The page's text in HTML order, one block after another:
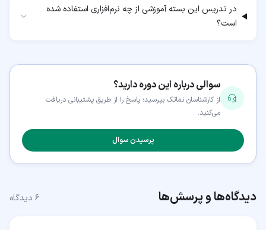
در تدریس این بسته آموزشی از چه نرم‌افزاری استفاده شده
است؟
سوالی درباره این دوره دارید؟
از کارشناسان نماتک بپرسید؛ پاسخ را از طریق پشتیبانی دریافت
می‌کنید.
پرسیدن سوال
دیدگاه‌ها و پرسش‌ها ۶ دیدگاه